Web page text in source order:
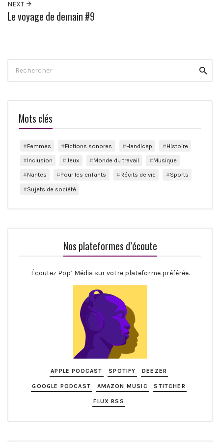
NEXT
Le voyage de demain #9
for:
Mots clés
Femmes Fictions sonores Handicap
Histoire
Inclusion
Jeux Monde du travail
Musique
Nantes
Pour les enfants Récits de vie
Sports
Sujets de société
Nos plateformes d’écoute
Écoutez Pop’ Média sur votre plateforme préférée.
APPLE PODCAST SPOTIFY DEEZER
GOOGLE PODCAST AMAZON MUSIC STITCHER
FLUX RSS